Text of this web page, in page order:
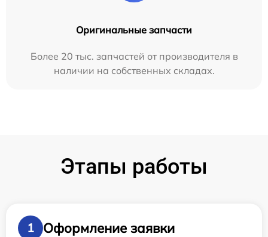
Оригинальные запчасти
Более 20 тыс. запчастей от производителя в
наличии на собственных складах.
Этапы работы
1
Оформление заявки